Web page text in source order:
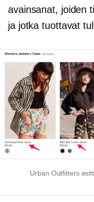
avainsanat, joiden
ja jotka tuottavat
Urban Outfitters